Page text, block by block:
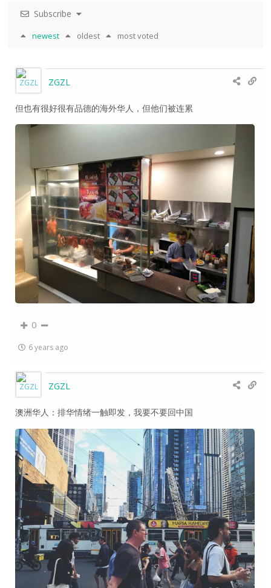
Subscribe
newest oldest most voted
ZGZL
但也有很好很有品德的海外华人，但他们被连累
0
6 years ago
ZGZL
澳洲华人：排华情绪一触即发，我要不要回中国